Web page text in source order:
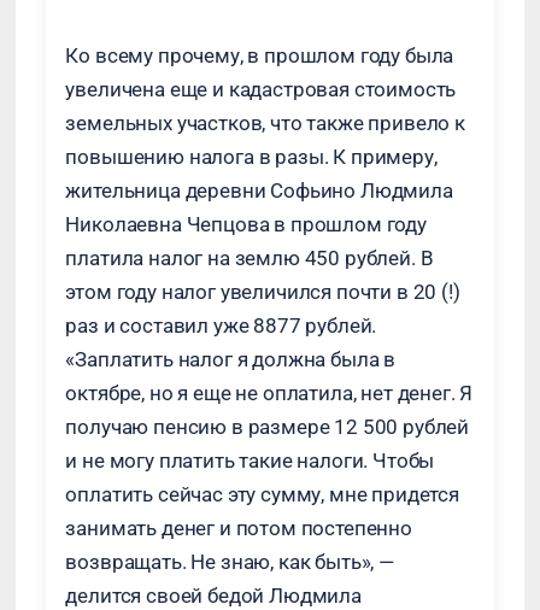
Ко всему прочему, в прошлом году была
увеличена еще и кадастровая стоимость
земельных участков, что также привело к
повышению налога в разы. К примеру,
жительница деревни Софьино Людмила
Николаевна Чепцова в прошлом году
платила налог на землю 450 рублей. В
этом году налог увеличился почти в 20 (!)
раз и составил уже 8877 рублей.
«Заплатить налог я должна была в
октябре, но я еще не оплатила, нет денег. Я
получаю пенсию в размере 12 500 рублей
и не могу платить такие налоги. Чтобы
оплатить сейчас эту сумму, мне придется
занимать денег и потом постепенно
возвращать. Не знаю, как быть», —
делится своей бедой Людмила